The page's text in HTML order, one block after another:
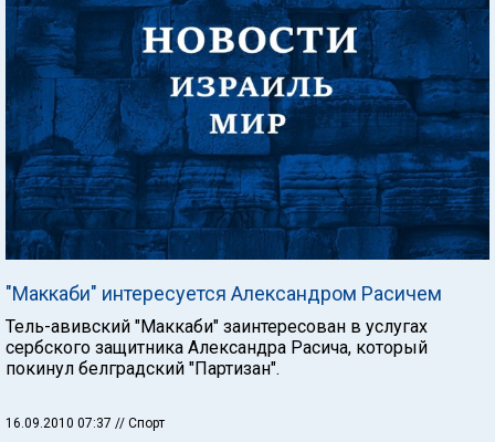
"Маккаби" интересуется Александром Расичем
Тель-авивский "Маккаби" заинтересован в услугах
сербского защитника Александра Расича, который
покинул белградский "Партизан".
16.09.2010 07:37 // Спорт